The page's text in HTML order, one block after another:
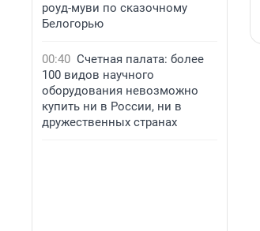
роуд-муви по сказочному
Белогорью
00:40 Счетная палата: более
100 видов научного
оборудования невозможно
купить ни в России, ни в
дружественных странах